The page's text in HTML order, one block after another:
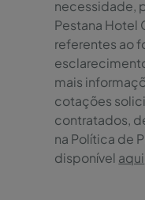
necessidade,
Pestana Hotel
referentes ao
mais
cotações
contratados,
na Política de
disponível aqui